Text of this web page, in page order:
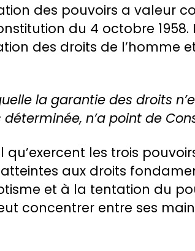
des pouvoirs a valeur
du 4 octobre
des droits de l’homme
la garantie des droits
n’a point de
les trois
aux droits
et à la tentation du
concentrer entre ses